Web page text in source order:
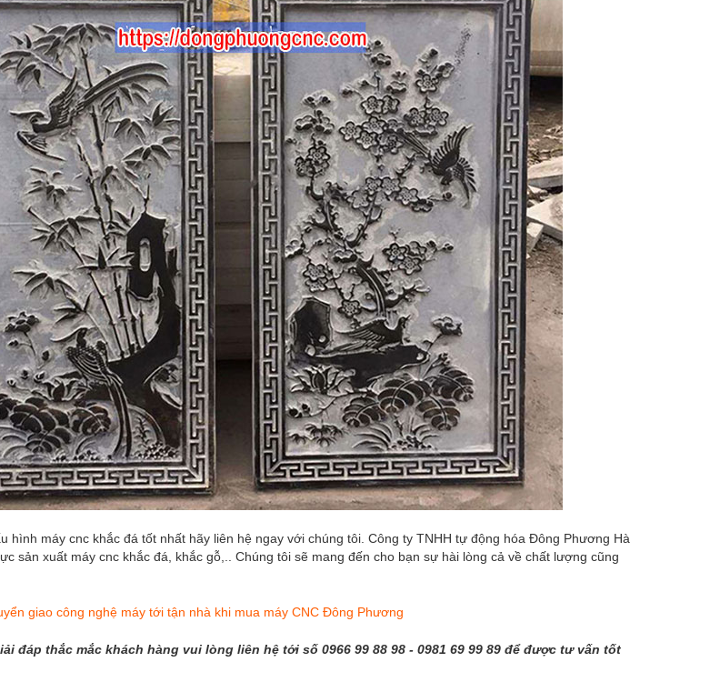
hình máy cnc khắc đá tốt nhất hãy liên hệ ngay với chúng tôi. Công ty TNHH tự động hóa Đông Phương Hà
sản xuất máy cnc khắc đá, khắc gỗ,.. Chúng tôi sẽ mang đến cho bạn sự hài lòng cả về chất lượng cũng
giao công nghệ máy tới tận nhà khi mua máy CNC Đông Phương
đáp thắc mắc khách hàng vui lòng liên hệ tới số 0966 99 88 98 - 0981 69 99 89 để được tư vấn tốt